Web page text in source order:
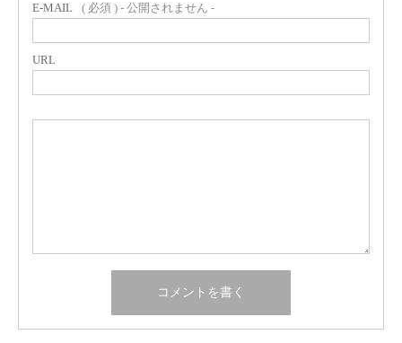
E-MAIL ( 必須 ) - 公開されません -
URL